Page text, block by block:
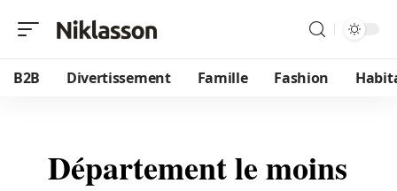
B2B Divertissement Famille Fashion
Département le moins